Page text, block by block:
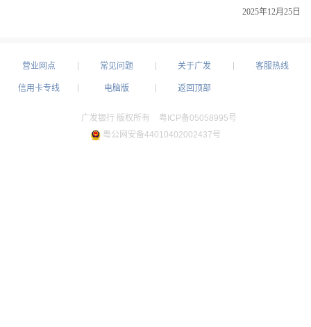
2025年12月25日
营业网点 常见问题 关于广发 客服热线
信用卡专线 电脑版 返回顶部
广发银行 版权所有
粤ICP备05058995号
粤公网安备44010402002437号